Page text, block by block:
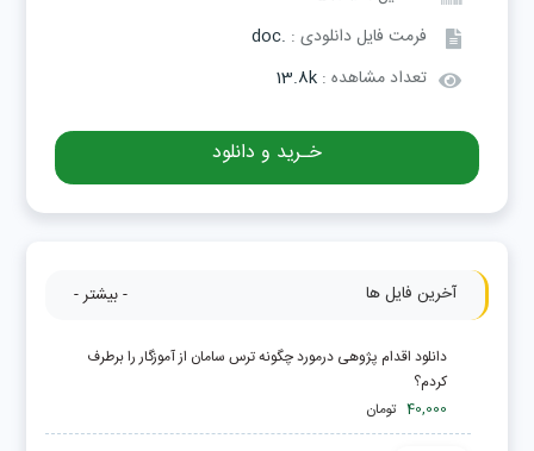
فرمت فایل دانلودی : .doc
تعداد مشاهده :13.8k
خـرید و دانلود
آخرین فایل ها - بیشتر -
دانلود اقدام پژوهی درمورد چگونه ترس سامان از آموزگار را برطرف
كردم؟
40,000 تومان